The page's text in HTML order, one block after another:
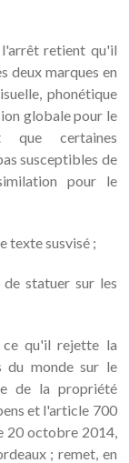
retient qu'il
deux marques en
phonétique
globale pour le
que certaines
susceptibles de
pour le
texte susvisé ;
statuer sur les
ce qu'il rejette la
du monde sur le
de la propriété
et l'article 700
20 octobre 2014,
; remet, en